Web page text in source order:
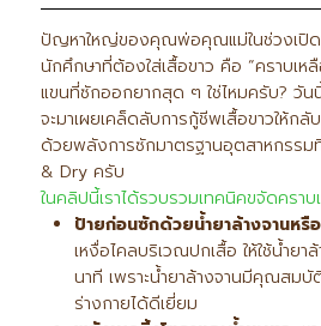
ปัญหาใหญ่ของคุณพ่อคุณแม่ในช่วงเปิ
นักศึกษาที่ต้องใส่เสื้อขาว คือ “คราบเห
แขนที่ซักออกยากสุด ๆ ใช่ไหมครับ? วัน
จะมาเผยเคล็ดลับการกู้ชีพเสื้อขาวให้ก
ด้วยพลังการซักมาตรฐานอุตสาหกรรม
& Dry ครับ
ในคลิปนี้เราได้รวบรวมเทคนิคขจัดครา
ป้ายก่อนซักด้วยน้ำยาล้างจานหรื
เหงื่อไคลบริเวณปกเสื้อ ให้ใช้น้ำยา
นาที เพราะน้ำยาล้างจานมีคุณสมบั
ร่างกายได้ดีเยี่ยม